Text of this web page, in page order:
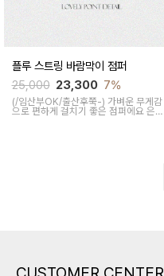
플루 스트링 바람막이 점퍼
25,000 23,300 7%
(/임산부OK/출산후쭉-) 가벼운 무게감
으로 편하게 걸치기 좋은 점퍼에요 은은